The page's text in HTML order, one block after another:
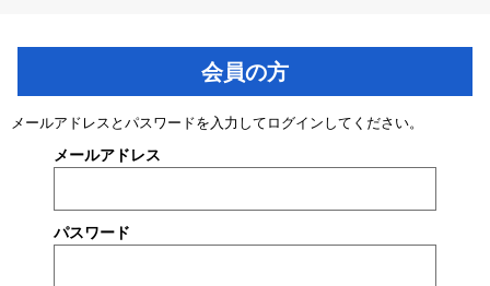
会員の方
メールアドレスとパスワードを入力してログインしてください。
メールアドレス
パスワード